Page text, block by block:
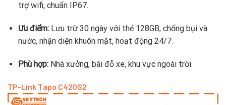
trợ wifi, chuẩn IP67.
Ưu điểm:Lưu trữ 30 ngày với thẻ 128GB, chống bụi và
nước, nhận diện khuôn mặt, hoạt động 24/7.
Phù hợp:Nhà xưởng, bãi đỗ xe, khu vực ngoài trời.
TP-Link Tapo C420S2